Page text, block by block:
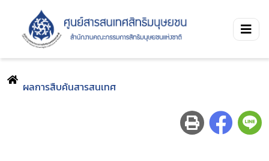
ผลการสืบค้นสารสนเทศ